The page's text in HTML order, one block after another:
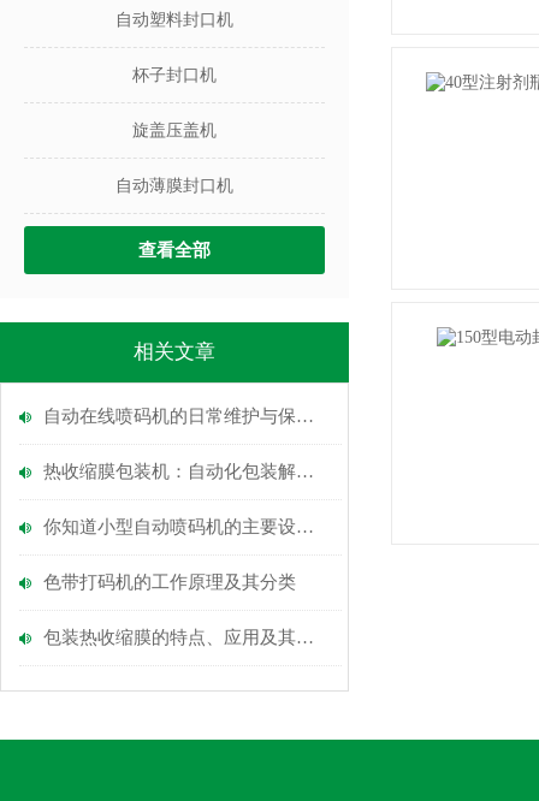
自动塑料封口机
杯子封口机
旋盖压盖机
自动薄膜封口机
查看全部
相关文章
自动在线喷码机的日常维护与保养概述
热收缩膜包装机：自动化包装解决方案，提升效率与品质
你知道小型自动喷码机的主要设备特点有哪些吗
色带打码机的工作原理及其分类
包装热收缩膜的特点、应用及其对环境的影响